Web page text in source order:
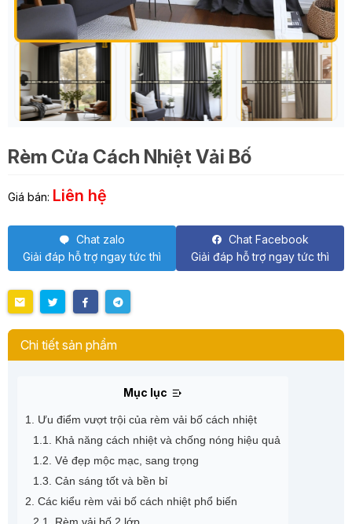
Rèm Cửa Cách Nhiệt Vải Bố
Giá bán: Liên hệ
Chat zalo
Giải đáp hỗ trợ ngay tức thì
Chat Facebook
Giải đáp hỗ trợ ngay tức thì
Chi tiết sản phẩm
Mục lục
1. Ưu điểm vượt trội của rèm vải bố cách nhiệt
1.1. Khả năng cách nhiệt và chống nóng hiệu quả
1.2. Vẻ đẹp mộc mạc, sang trọng
1.3. Cản sáng tốt và bền bỉ
2. Các kiểu rèm vải bố cách nhiệt phổ biến
2.1. Rèm vải bố 2 lớp